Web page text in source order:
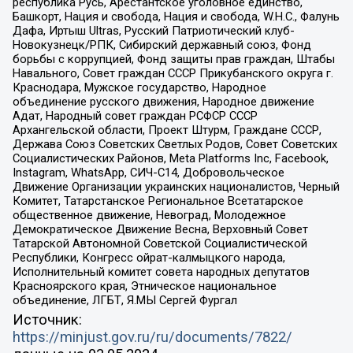
Башкорт, Нация и свобода, Нация и свобода, W.H.С., Фалунь
Дафа, Иртыш Ultras, Русский Патриотический клуб-
Новокузнецк/РПК, Сибирский державный союз, Фонд
борьбы с коррупцией, Фонд защиты прав граждан, Штабы
Навального, Совет граждан СССР Прикубанского округа г.
Краснодара, Мужское государство, Народное
объединение русского движения, Народное движение
Адат, Народный совет граждан РСФСР СССР
Архангельской области, Проект Штурм, Граждане СССР,
Держава Союз Советских Светлых Родов, Совет Советских
Социалистических Районов, Meta Platforms Inc, Facebook,
Instagram, WhatsApp, СИЧ-С14, Добровольческое
Движение Организации украинских националистов, Черный
Комитет, Татарстанское Региональное Всетатарское
общественное движение, Невоград, Молодежное
Демократическое Движение Весна, Верховный Совет
Татарской Автономной Советской Социалистической
Республики, Конгресс ойрат-калмыцкого народа,
Исполнительный комитет совета народных депутатов
Красноярского края, Этническое национальное
объединение, ЛГБТ, Я.МЫ Сергей Фургал
Источник:
https://minjust.gov.ru/ru/documents/7822/